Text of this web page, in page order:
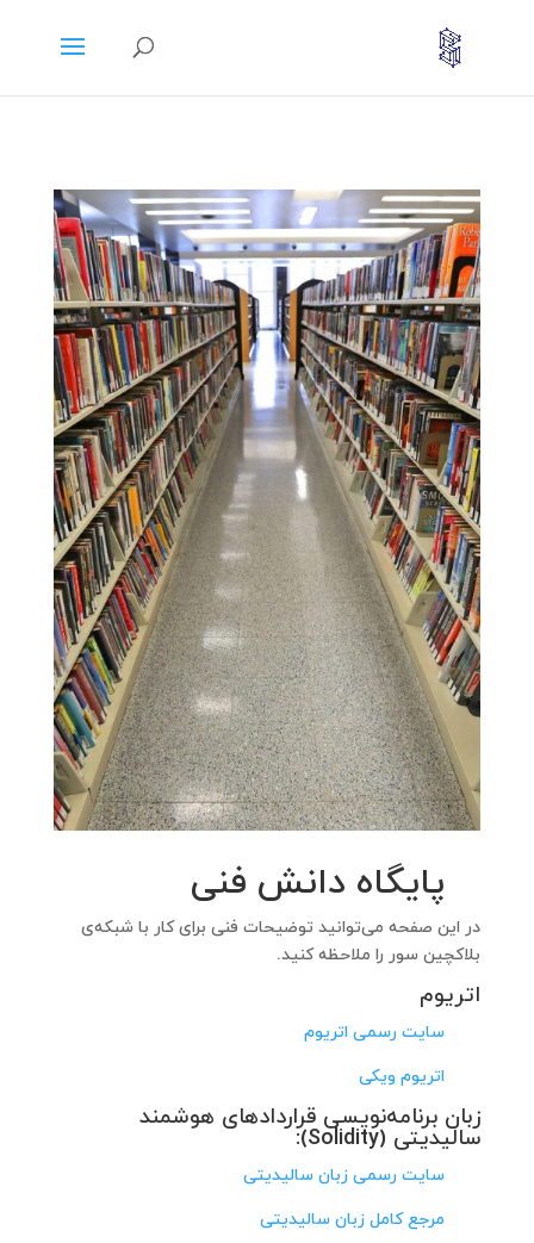
پایگاه دانش فنی
در این صفحه می‌توانید توضیحات فنی برای کار با شبکه‌ی
بلاکچین سور را ملاحظه کنید.
اتریوم
سایت رسمی اتریوم
اتریوم ویکی
زبان برنامه‌نویسی قراردادهای هوشمند
سالیدیتی (Solidity):
سایت رسمی زبان سالیدیتی
مرجع کامل زبان سالیدیتی